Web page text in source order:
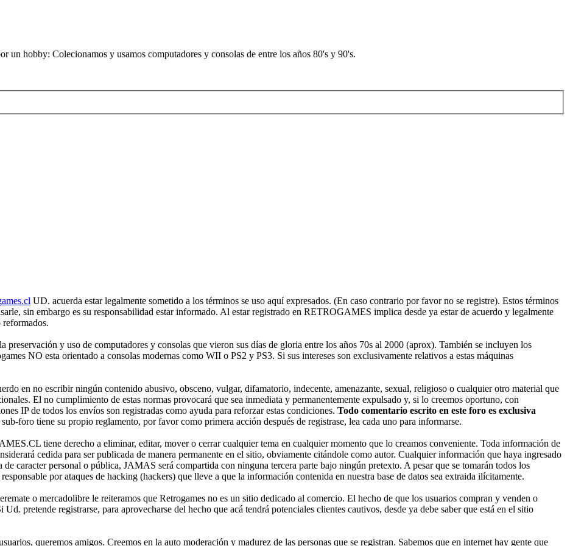
un hobby: Colecionamos y usamos computadores y consolas de entre los años 80's y 90's.
UD. acuerda estar legalmente sometido a los términos se uso aquí expresados. (En caso contrario por favor no se registre). Estos términos
sin embargo es su responsabilidad estar informado. Al estar registrado en RETROGAMES implica desde ya estar de acuerdo y legalmente
reformados.
y uso de computadores y consolas que vieron sus días de gloria entre los años 70s al 2000 (aprox). También se incluyen los
NO esta orientado a consolas modernas como WII o PS2 y PS3. Si sus intereses son exclusivamente relativos a estas máquinas
en no escribir ningún contenido abusivo, obsceno, vulgar, difamatorio, indecente, amenazante, sexual, religioso o cualquier otro material que
El no cumplimiento de estas normas provocará que sea inmediata y permanentemente expulsado y, si lo creemos oportuno, con
IP de todos los envíos son registradas como ayuda para reforzar estas condiciones. Todo comentario escrito en este foro es exclusiva
foro tiene su propio reglamento, por favor como primera acción después de registrase, lea cada uno para informarse.
tiene derecho a eliminar, editar, mover o cerrar cualquier tema en cualquier momento que lo creamos conveniente. Toda información de
cedida para ser publicada de manera permanente en el sitio, obviamente citándole como autor. Cualquier información que haya ingresado
de caracter personal o pública, JAMAS será compartida con ninguna tercera parte bajo ningún pretexto. A pesar que se tomarán todos los
por ataques de hacking (hackers) que lleve a que la información contenida en nuestra base de datos sea extraida ilícitamente.
o mercadolibre le reiteramos que Retrogames no es un sitio dedicado al comercio. El hecho de que los usuarios compran y venden o
pretende registrarse, para aprovecharse del hecho que acá tendrá potenciales clientes cautivos, desde ya debe saber que está en el sitio
queremos amigos. Creemos en la auto moderación y madurez de las personas que se registran. Sabemos que en internet hay gente que